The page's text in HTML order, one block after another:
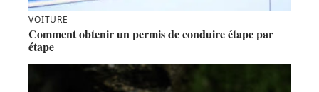
VOITURE
Comment obtenir un permis de conduire étape par
étape